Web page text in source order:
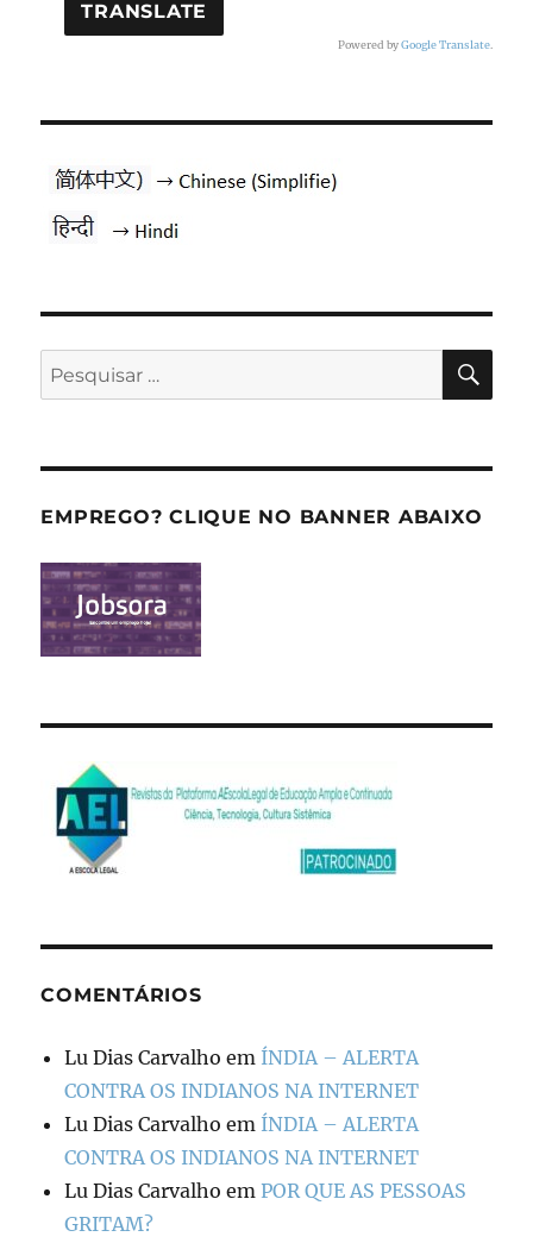
Powered byGoogle Translate.
Pesquisar
por:
EMPREGO? CLIQUE NO BANNER ABAIXO
COMENTÁRIOS
Lu Dias Carvalho em ÍNDIA – ALERTA
CONTRA OS INDIANOS NA INTERNET
Lu Dias Carvalho em ÍNDIA – ALERTA
CONTRA OS INDIANOS NA INTERNET
Lu Dias Carvalho em POR QUE AS PESSOAS
GRITAM?